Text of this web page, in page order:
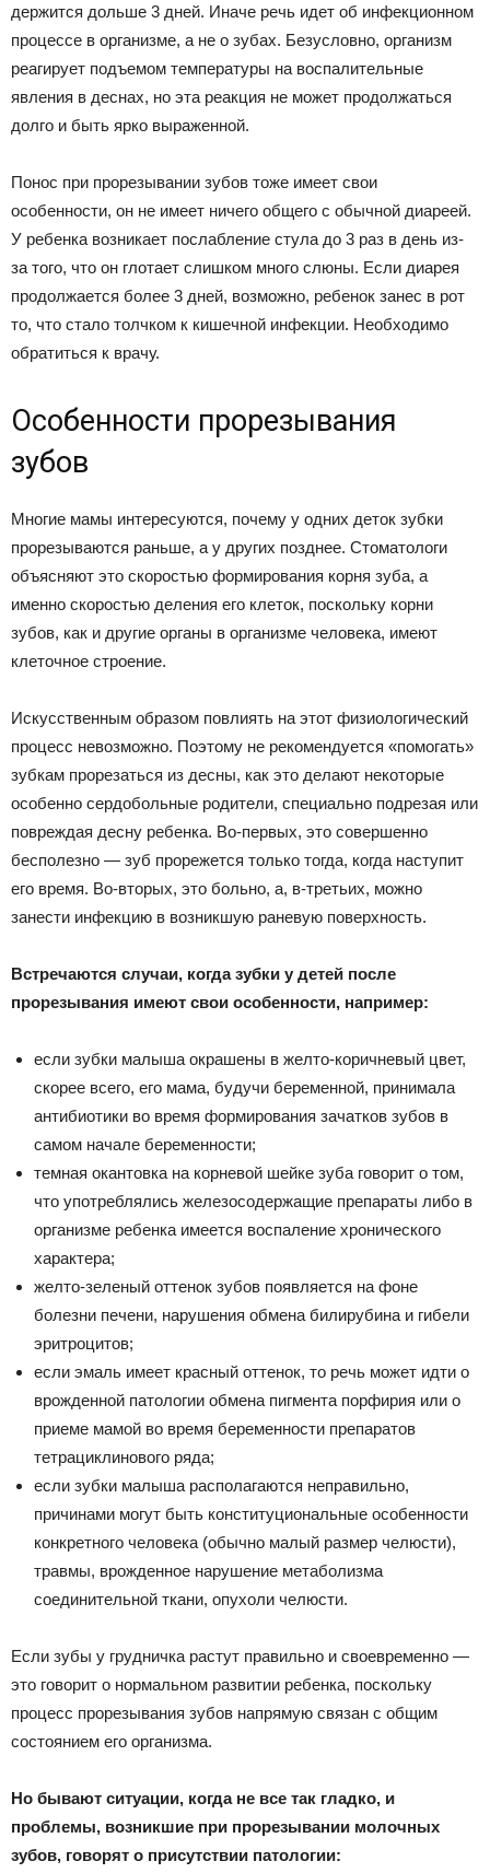
держится дольше 3 дней. Иначе речь идет об инфекционном
процессе в организме, а не о зубах. Безусловно, организм
реагирует подъемом температуры на воспалительные
явления в деснах, но эта реакция не может продолжаться
долго и быть ярко выраженной.
Понос при прорезывании зубов тоже имеет свои
особенности, он не имеет ничего общего с обычной диареей.
У ребенка возникает послабление стула до 3 раз в день из-
за того, что он глотает слишком много слюны. Если диарея
продолжается более 3 дней, возможно, ребенок занес в рот
то, что стало толчком к кишечной инфекции. Необходимо
обратиться к врачу.
Особенности прорезывания
зубов
Многие мамы интересуются, почему у одних деток зубки
прорезываются раньше, а у других позднее. Стоматологи
объясняют это скоростью формирования корня зуба, а
именно скоростью деления его клеток, поскольку корни
зубов, как и другие органы в организме человека, имеют
клеточное строение.
Искусственным образом повлиять на этот физиологический
процесс невозможно. Поэтому не рекомендуется «помогать»
зубкам прорезаться из десны, как это делают некоторые
особенно сердобольные родители, специально подрезая или
повреждая десну ребенка. Во-первых, это совершенно
бесполезно — зуб прорежется только тогда, когда наступит
его время. Во-вторых, это больно, а, в-третьих, можно
занести инфекцию в возникшую раневую поверхность.
Встречаются случаи, когда зубки у детей после
прорезывания имеют свои особенности, например:
если зубки малыша окрашены в желто-коричневый цвет,
скорее всего, его мама, будучи беременной, принимала
антибиотики во время формирования зачатков зубов в
самом начале беременности;
темная окантовка на корневой шейке зуба говорит о том,
что употреблялись железосодержащие препараты либо в
организме ребенка имеется воспаление хронического
характера;
желто-зеленый оттенок зубов появляется на фоне
болезни печени, нарушения обмена билирубина и гибели
эритроцитов;
если эмаль имеет красный оттенок, то речь может идти о
врожденной патологии обмена пигмента порфирия или о
приеме мамой во время беременности препаратов
тетрациклинового ряда;
если зубки малыша располагаются неправильно,
причинами могут быть конституциональные особенности
конкретного человека (обычно малый размер челюсти),
травмы, врожденное нарушение метаболизма
соединительной ткани, опухоли челюсти.
Если зубы у грудничка растут правильно и своевременно —
это говорит о нормальном развитии ребенка, поскольку
процесс прорезывания зубов напрямую связан с общим
состоянием его организма.
Но бывают ситуации, когда не все так гладко, и
проблемы, возникшие при прорезывании молочных
зубов, говорят о присутствии патологии: